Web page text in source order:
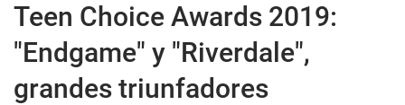
Teen Choice Awards 2019:
"Endgame" y "Riverdale",
grandes triunfadores